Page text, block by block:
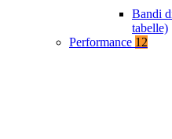
Bandi
tabelle)
Performance 12